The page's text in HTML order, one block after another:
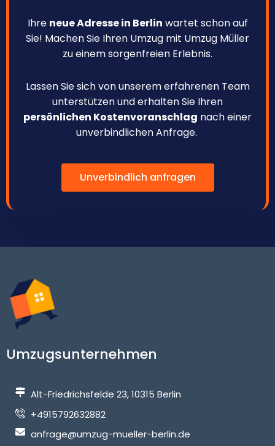
Ihre neue Adresse in Berlin wartet schon auf
Sie! Machen Sie Ihren Umzug mit Umzug Müller
zu einem sorgenfreien Erlebnis.
Lassen Sie sich von unserem erfahrenen Team
unterstützen und erhalten Sie Ihren
persönlichen Kostenvoranschlag nach einer
unverbindlichen Anfrage.
Unverbindlich anfragen
Umzugsunternehmen
Alt-Friedrichsfelde 23, 10315 Berlin
+4915792632882
anfrage@umzug-mueller-berlin.de